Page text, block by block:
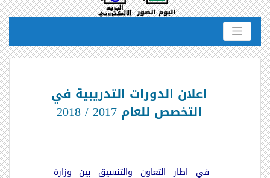
اعلان الدورات التدريبية في
التخصص للعام 2017 / 2018
في اطار التعاون والتنسيق بين وزارة